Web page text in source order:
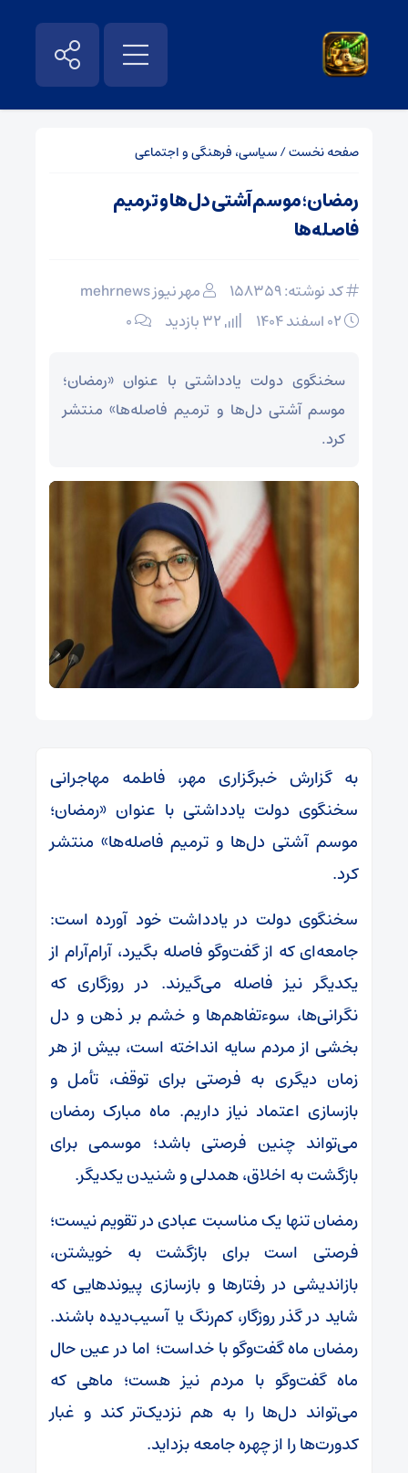
صفحه نخست/سیاسی، فرهنگی و اجتماعی
رمضان؛ موسم آشتی دل‌ها و ترمیم
فاصله‌ها
کد نوشته: 158359
مهر نیوز mehrnews
۰
سخنگوی دولت یادداشتی با عنوان «رمضان؛
موسم آشتی دل‌ها و ترمیم فاصله‌ها» منتشر
کرد.
به گزارش خبرگزاری مهر، فاطمه مهاجرانی
سخنگوی دولت یادداشتی با عنوان «رمضان؛
موسم آشتی دل‌ها و ترمیم فاصله‌ها» منتشر
کرد.
سخنگوی دولت در یادداشت خود آورده است:
جامعه‌ای که از گفت‌وگو فاصله بگیرد، آرام‌آرام از
یکدیگر نیز فاصله می‌گیرند. در روزگاری که
نگرانی‌ها، سوءتفاهم‌ها و خشم بر ذهن و دل
بخشی از مردم سایه انداخته است، بیش از هر
زمان دیگری به فرصتی برای توقف، تأمل و
بازسازی اعتماد نیاز داریم. ماه مبارک رمضان
می‌تواند چنین فرصتی باشد؛ موسمی برای
بازگشت به اخلاق، همدلی و شنیدن یکدیگر.
رمضان تنها یک مناسبت عبادی در تقویم نیست؛
فرصتی است برای بازگشت به خویشتن،
بازاندیشی در رفتارها و بازسازی پیوندهایی که
شاید در گذر روزگار، کم‌رنگ یا آسیب‌دیده باشند.
رمضان ماه گفت‌وگو با خداست؛ اما در عین حال
ماه گفت‌وگو با مردم نیز هست؛ ماهی که
می‌تواند دل‌ها را به هم نزدیک‌تر کند و غبار
کدورت‌ها را از چهره جامعه بزداید.